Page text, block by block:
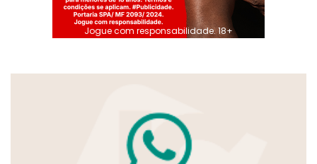
Jogue com responsabilidade. 18+